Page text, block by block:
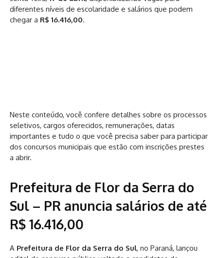
diferentes níveis de escolaridade e salários que podem
chegar a R$ 16.416,00.
Neste conteúdo, você confere detalhes sobre os processos
seletivos, cargos oferecidos, remunerações, datas
importantes e tudo o que você precisa saber para participar
dos concursos municipais que estão com inscrições prestes
a abrir.
Prefeitura de Flor da Serra do
Sul – PR anuncia salários de até
R$ 16.416,00
A Prefeitura de Flor da Serra do Sul, no Paraná, lançou